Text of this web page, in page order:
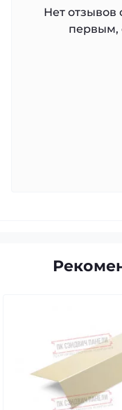
Нет отзывов
первым,